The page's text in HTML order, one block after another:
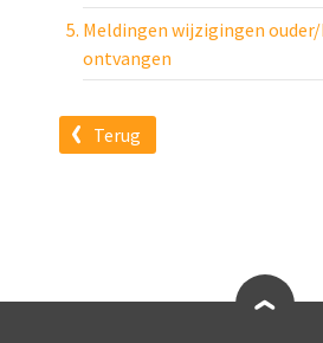
Meldingen wijzigingen
ontvangen
Terug